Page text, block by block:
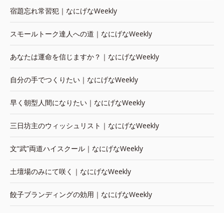
宿題忘れ常習犯｜なにげなWeekly
スモールトーク達人への道｜なにげなWeekly
あなたは運命を信じますか？｜なにげなWeekly
自分の手でつくりたい｜なにげなWeekly
早く朝型人間になりたい｜なにげなWeekly
三日坊主のウィッシュリスト｜なにげなWeekly
文“武”両道ハイスクール｜なにげなWeekly
土壇場のみにて咲く｜なにげなWeekly
餃子ブランディングの効用｜なにげなWeekly